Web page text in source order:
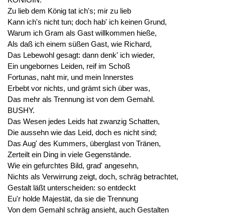
Zu lieb dem König tat ich's; mir zu lieb
Kann ich's nicht tun; doch hab' ich keinen Grund,
Warum ich Gram als Gast willkommen hieße,
Als daß ich einem süßen Gast, wie Richard,
Das Lebewohl gesagt: dann denk' ich wieder,
Ein ungebornes Leiden, reif im Schoß
Fortunas, naht mir, und mein Innerstes
Erbebt vor nichts, und grämt sich über was,
Das mehr als Trennung ist von dem Gemahl.
BUSHY.
Das Wesen jedes Leids hat zwanzig Schatten,
Die aussehn wie das Leid, doch es nicht sind;
Das Aug' des Kummers, überglast von Tränen,
Zerteilt ein Ding in viele Gegenstände.
Wie ein gefurchtes Bild, grad' angesehn,
Nichts als Verwirrung zeigt, doch, schräg betrachtet,
Gestalt läßt unterscheiden: so entdeckt
Eu'r holde Majestät, da sie die Trennung
Von dem Gemahl schräg ansieht, auch Gestalten